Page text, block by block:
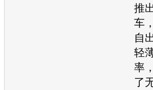
推
车，
自
轻
率
了